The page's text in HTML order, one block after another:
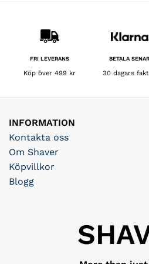
FRI LEVERANS
Köp över 499 kr
BETALA
30 dagars
INFORMATION
Kontakta oss
Om Shaver
Köpvillkor
Blogg